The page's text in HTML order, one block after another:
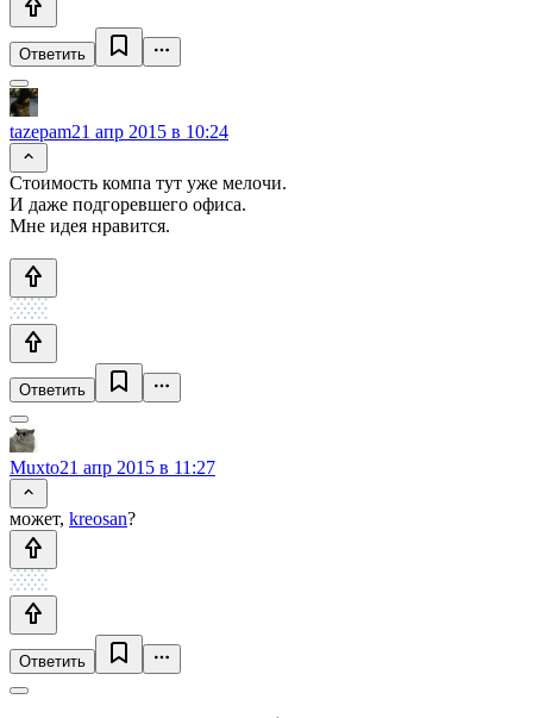
Ответить
tazepam21 апр 2015 в 10:24
Стоимость компа тут уже мелочи.
И даже подгоревшего офиса.
Мне идея нравится.
Ответить
Muxto21 апр 2015 в 11:27
может, kreosan?
Ответить